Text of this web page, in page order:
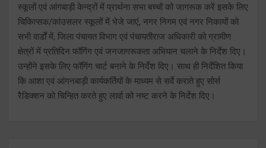
स्कूलों एवं आंगबाड़ी केन्द्रों में प्रार्थना सभा बच्चों को जागरूक करें इसके लिए
चिकित्सक/कांउसलर स्कूलों में भेजे जाएं, नगर निगम एवं नगर निकायों को
सभी वार्डों में, जिला पंचायत विभाग एवं पंचायतीराज अधिकारी को ग्रामीण
क्षेत्रों में प्रतिदिन फॉगिंग एवं जनजागरूकता अभियान चलाने के निर्देश दिए।
उन्होंने इसके लिए फॉगिंग चार्ट बनाने के निर्देश दिए। साथ ही निर्देशित किया
कि आशा एवं आंगनबाड़ी कार्यकर्तियों के माध्यम से सर्वे कराते हुए सोर्स
रैडिक्शन को चिन्हित करते हुए लार्वा को नष्ट करने के निर्देश दिए।